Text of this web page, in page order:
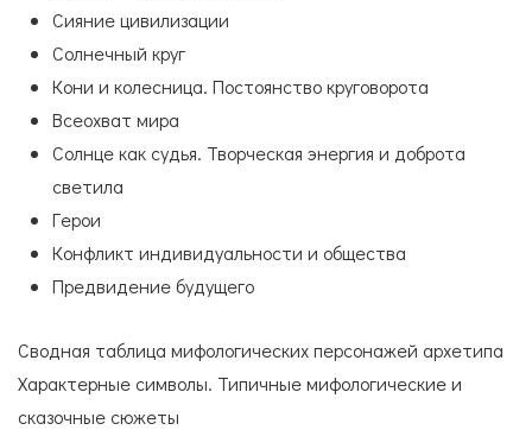
Сияние цивилизации
Солнечный круг
Кони и колесница. Постоянство круговорота
Всеохват мира
Солнце как судья. Творческая энергия и доброта
светила
Герои
Конфликт индивидуальности и общества
Предвидение будущего
Сводная таблица мифологических персонажей архетипа
Характерные символы. Типичные мифологические и
сказочные сюжеты